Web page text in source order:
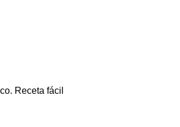
Receta fácil